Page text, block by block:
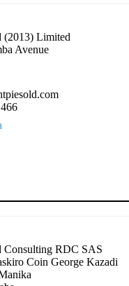
(2013) Limited
Avenue
Consulting RDC SAS
Coin George Kazadi